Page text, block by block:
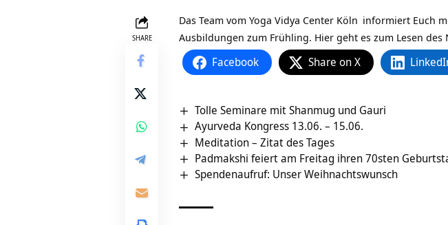
SHARE
Das Team vom Yoga Vidya Center Köln informiert Euch
Ausbildungen zum Frühling. Hier geht es zum Lesen des
Facebook Share on X
Tolle Seminare mit Shanmug und Gauri
Ayurveda Kongress 13.06. – 15.06.
Meditation – Zitat des Tages
Padmakshi feiert am Freitag ihren 70sten
Spendenaufruf: Unser Weihnachtswunsch